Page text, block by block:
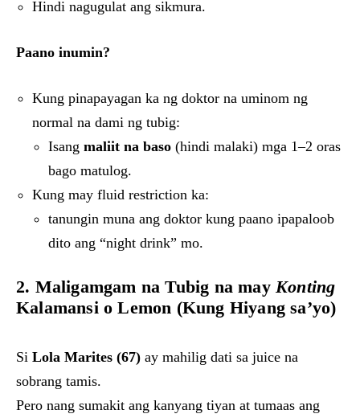
Hindi nagugulat ang sikmura.
Paano inumin?
Kung pinapayagan ka ng doktor na uminom ng
normal na dami ng tubig:
Isang maliit na baso (hindi malaki) mga 1–2 oras
bago matulog.
Kung may fluid restriction ka:
tanungin muna ang doktor kung paano ipapaloob
dito ang “night drink” mo.
2. Maligamgam na Tubig na may Konting
Kalamansi o Lemon (Kung Hiyang sa’yo)
Si Lola Marites (67) ay mahilig dati sa juice na
sobrang tamis.
Pero nang sumakit ang kanyang tiyan at tumaas ang